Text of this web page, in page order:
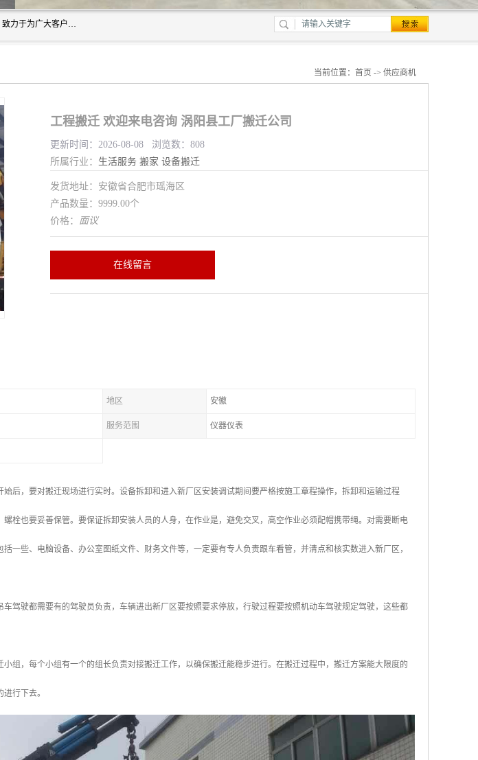
安徽信多多吊装搬运有限公司，主营吊装搬运,工厂搬迁，叉车出租，公司地址位于安徽合肥瑶海，致力于为广大客户提供优质的产品/服务，如果您对我公司的产品服务感兴趣，请联系[安徽信多多吊装搬运有限公司]，期待您的来电。
当前位置： 首页 -> 供应商机
工程搬迁 欢迎来电咨询 涡阳县工厂搬迁公司
更新时间：2026-08-08 浏览数：808
所属行业： 生活服务 搬家 设备搬迁
发货地址：安徽省合肥市瑶海区
产品数量：9999.00个
价格： 面议
在线留言
地区 安徽
服务范围 仪器仪表
后，要对搬迁现场进行实时。设备拆卸和进入新厂区安装调试期间要严格按施工章程操作，拆卸和运输过程
栓也要妥善保管。要保证拆卸安装人员的人身，在作业是，避免交叉，高空作业必须配帽携带绳。对需要断电
一些、电脑设备、办公室图纸文件、财务文件等，一定要有专人负责跟车看管，并清点和核实数进入新厂区，
驾驶都需要有的驾驶员负责，车辆进出新厂区要按照要求停放，行驶过程要按照机动车驾驶规定驾驶，这些都
组，每个小组有一个的组长负责对接搬迁工作，以确保搬迁能稳步进行。在搬迁过程中，搬迁方案能大限度的
行下去。